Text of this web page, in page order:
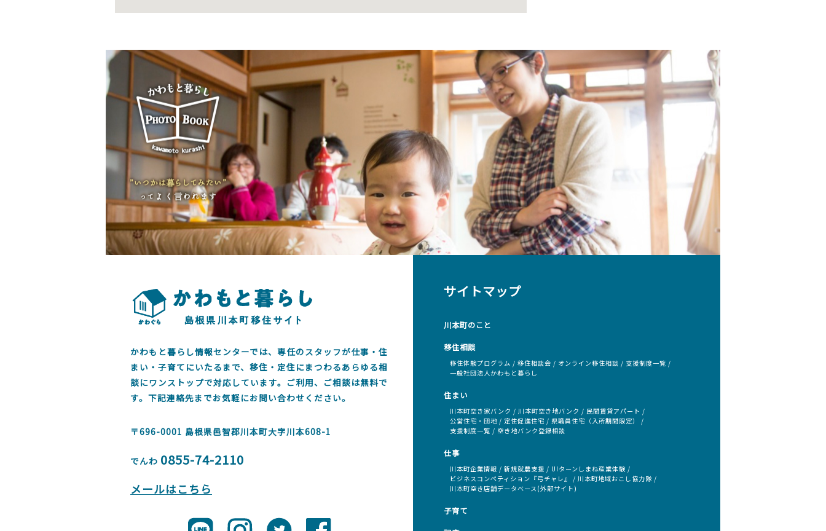
かわもと暮らし情報センターでは、専任のスタッフが仕事・住
まい・子育てにいたるまで、移住・定住にまつわるあらゆる相
談にワンストップで対応しています。ご利用、ご相談は無料で
す。下記連絡先までお気軽にお問い合わせください。
〒696-0001 島根県邑智郡川本町大字川本608-1
でんわ 0855-74-2110
メールはこちら
サイトマップ
川本町のこと
移住相談
移住体験プログラム 移住相談会 オンライン移住相談
支援制度一覧
一般社団法人かわもと暮らし
住まい
川本町空き家バンク 川本町空き地バンク
民間賃貸アパート
公営住宅・団地
定住促進住宅
県職員住宅（入所期間限定）
支援制度一覧
空き地バンク登録相談
仕事
川本町企業情報 新規就農支援
UIターンしまね産業体験
ビジネスコンペティション『弓チャレ』
川本町地域おこし協力隊
川本町空き店舗データベース(外部サイト)
子育て